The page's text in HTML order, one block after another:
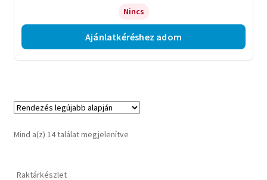
Nincs
Ajánlatkéréshez adom
Mind a(z) 14 találat megjelenítveSorted
Raktárkészlet